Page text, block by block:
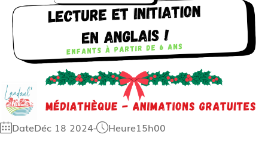
DateDéc 18 2024- Heure15h00